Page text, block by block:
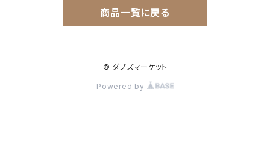
スウェット・パーカー・長袖カットソー
商品一覧に戻る
© ダブズマーケット
Powered by